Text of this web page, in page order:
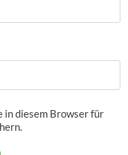
in diesem Browser für